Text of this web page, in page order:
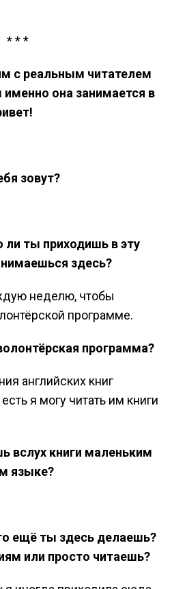
* * *
с реальным читателем
именно она занимается в
зовут?
ли ты приходишь в эту
здесь?
неделю, чтобы
программе.
программа?
английских книг
я могу читать им книги
вслух книги маленьким
языке?
ещё ты здесь делаешь?
или просто читаешь?